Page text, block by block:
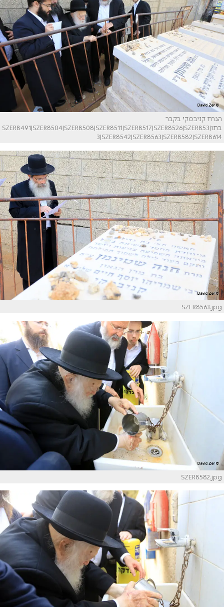
הגרח קניבסקי בקבר
בתו|SZER8491|SZER8504|SZER8508|SZER8511|SZER8517|SZER8526|SZER853
3|SZER8542|SZER8563|SZER8582|SZER8614
SZER8563.jpg
SZER8582.jpg